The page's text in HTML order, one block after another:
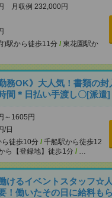
月収例 232,000円
)駅から徒歩11分 / 東花園駅か
務OK》大人気！書類の
間＊日払い手渡し〇[派遣]
～1605円
/日
ら徒歩10分 / 千船駅から徒歩12
ら【登録地】徒歩1分 / …
けるイベントスタッフ☆
！働いたその日に給料も